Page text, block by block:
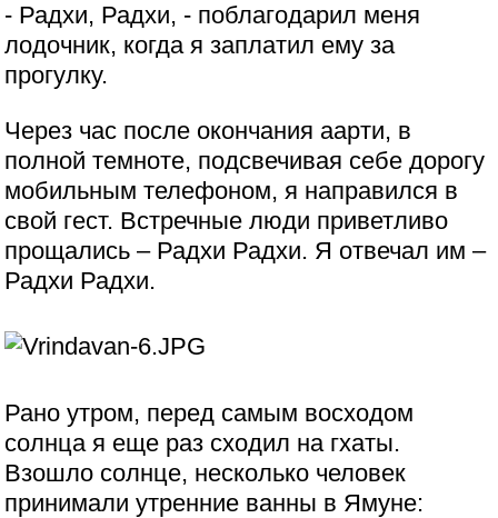
- Радхи, Радхи, - поблагодарил меня
лодочник, когда я заплатил ему за
прогулку.
Через час после окончания аарти, в
полной темноте, подсвечивая себе дорогу
мобильным телефоном, я направился в
свой гест. Встречные люди приветливо
прощались – Радхи Радхи. Я отвечал им –
Радхи Радхи.
Рано утром, перед самым восходом
солнца я еще раз сходил на гхаты.
Взошло солнце, несколько человек
принимали утренние ванны в Ямуне: